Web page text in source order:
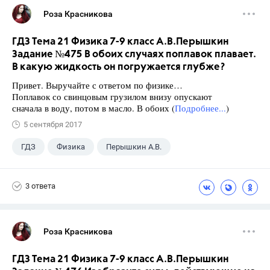
Роза Красникова
ГДЗ Тема 21 Физика 7-9 класс А.В.Перышкин
Задание №475 В обоих случаях поплавок плавает.
В какую жидкость он погружается глубже?
Привет. Выручайте с ответом по физике…
Поплавок со свинцовым грузилом внизу опускают
сначала в воду, потом в масло. В обоих (Подробнее...)
5 сентября 2017
ГДЗ Физика Перышкин А.В.
3 ответа
Роза Красникова
ГДЗ Тема 21 Физика 7-9 класс А.В.Перышкин